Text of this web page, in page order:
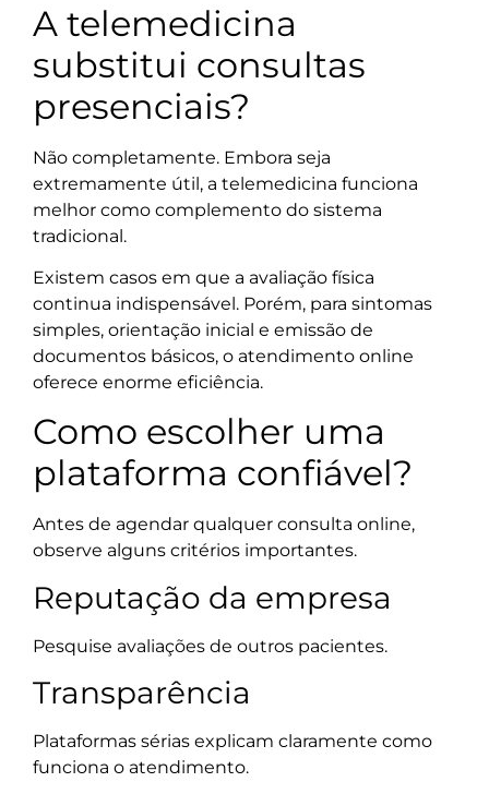
A telemedicina
substitui consultas
presenciais?
Não completamente. Embora seja
extremamente útil, a telemedicina funciona
melhor como complemento do sistema
tradicional.
Existem casos em que a avaliação física
continua indispensável. Porém, para sintomas
simples, orientação inicial e emissão de
documentos básicos, o atendimento online
oferece enorme eficiência.
Como escolher uma
plataforma confiável?
Antes de agendar qualquer consulta online,
observe alguns critérios importantes.
Reputação da empresa
Pesquise avaliações de outros pacientes.
Transparência
Plataformas sérias explicam claramente como
funciona o atendimento.